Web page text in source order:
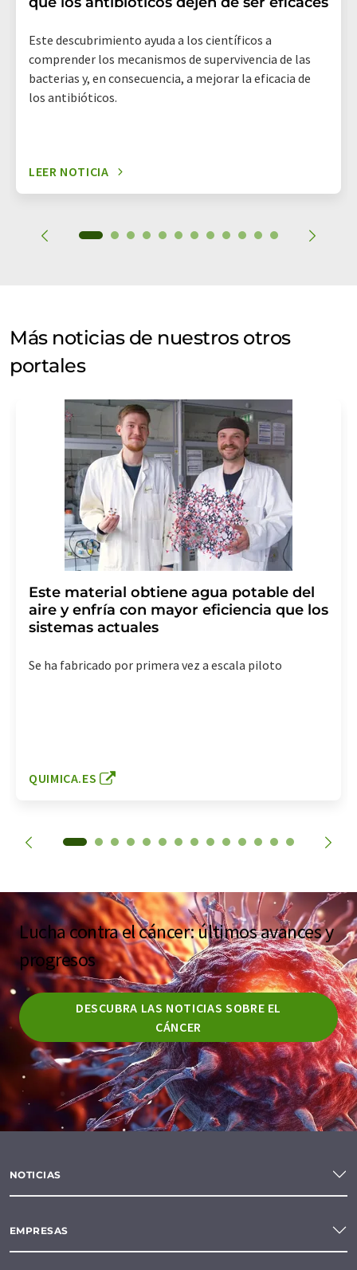
Este descubrimiento ayuda a los científicos a
comprender los mecanismos de supervivencia de las
bacterias y, en consecuencia, a mejorar la eficacia de
los antibióticos.
LEER NOTICIA
Más noticias de nuestros otros
portales
Este material obtiene agua potable del
aire y enfría con mayor eficiencia que los
sistemas actuales
Se ha fabricado por primera vez a escala piloto
QUIMICA.ES
Lucha contra el cáncer: últimos avances y
progresos
DESCUBRA LAS NOTICIAS SOBRE EL
CÁNCER
NOTICIAS
EMPRESAS